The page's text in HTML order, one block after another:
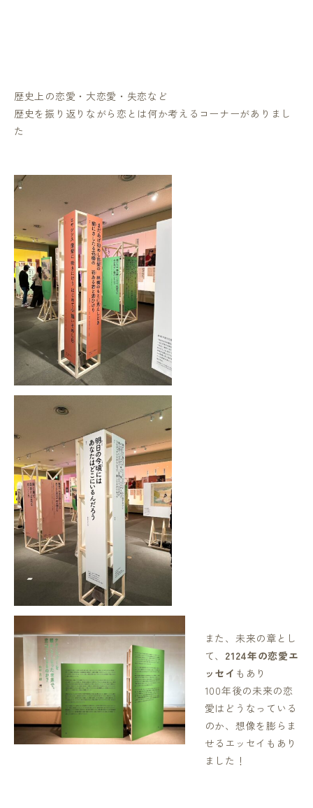
歴史上の恋愛・大恋愛・失恋など
歴史を振り返りながら恋とは何か考えるコーナーがありまし
た
また、未来の章とし
て、 2124年の恋愛エ
ッセイ もあり
100年後の未来の恋
愛はどうなっている
のか、想像を膨らま
せるエッセイもあり
ました！